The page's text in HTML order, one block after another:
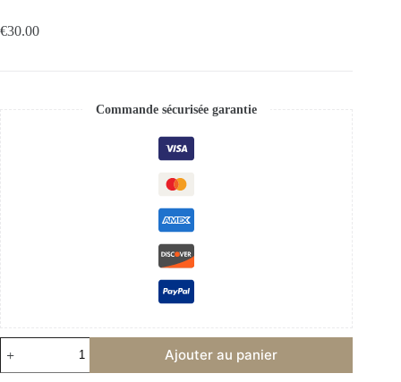
€30.00
Commande sécurisée garantie
de
Boulevard
Ajouter au panier